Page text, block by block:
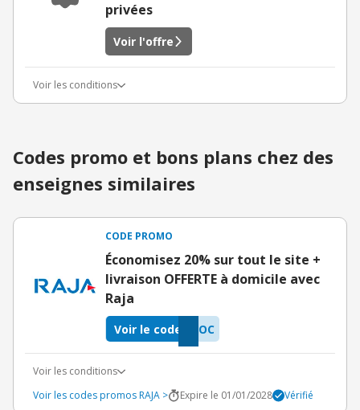
privées
Voir l'offre
Voir les conditions
Codes promo et bons plans chez des
enseignes similaires
CODE PROMO
Économisez 20% sur tout le site +
livraison OFFERTE à domicile avec
Raja
QOC
Voir le code
Voir les conditions
Voir les codes promos RAJA >
Expire le 01/01/2028 Vérifié